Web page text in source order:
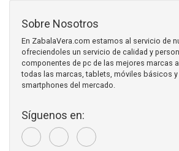
Sobre Nosotros
En ZabalaVera.com estamos al servicio de
ofreciendoles un servicio de calidad y
componentes de pc de las mejores marcas
todas las marcas, tablets, móviles básicos
smartphones del mercado.
Síguenos en: